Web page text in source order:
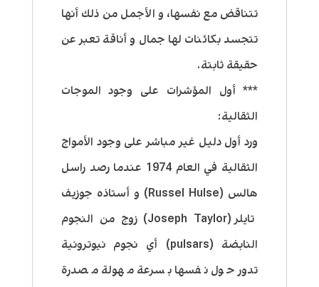
تتناقض مع نفسها، و الأجمل من ذلك أنها
تتجسد بكائنات لها جمال و أناقة تعبر عن
حقيقة ثابتة.
*** أول المؤشرات على وجود الموجات
الثقالية:
ورد أول دليل غير مباشر على وجود الأمواج
الثقالية في العام 1974 عندما رصد راسل
هالس (Russel Hulse) و أستاذه جوزيف
تايلر (Joseph Taylor) زوج من النجوم
النابضة (pulsars) أي نجوم نيوترونية
تدور حول نفسها بسرعة مهولة مصدرة